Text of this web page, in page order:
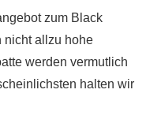
zum Black
nicht allzu hohe
werden vermutlich
halten wir